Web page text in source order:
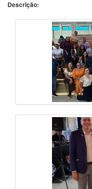
Descrição: